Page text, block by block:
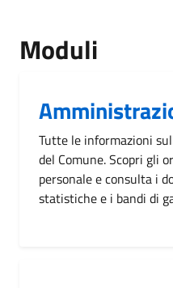
Moduli
Tutte le informazioni
del Comune. Scopri gli
personale e consulta i
statistiche e i bandi di